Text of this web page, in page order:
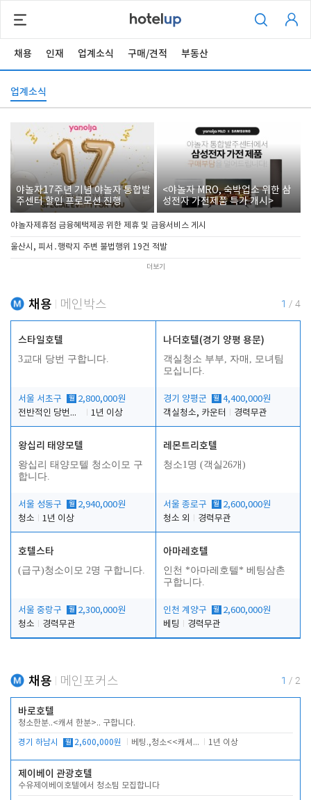
채용 인재 업계소식 구매/견적 부동산
업계소식
야놀자17주년 기념 야놀자 통합발
주센터 할인 프로모션 진행
<야놀자 MRO, 숙박업소 위한 삼
성전자 가전제품 특가 개시>
야놀자제휴점 금융혜택제공 위한 제휴 및 금융서비스 게시
울산시, 피서․행락지 주변 불법행위 19건 적발
더보기
채용 메인박스 1 / 4
스타일호텔
3교대 당번 구합니다.
서울 서초구 월 2,800,000원
전반적인 당번업무
1년 이상
나더호텔(경기 양평 용문)
객실청소 부부, 자매, 모녀팀
모십니다.
경기 양평군 월 4,400,000원
객실청소, 카운터
경력무관
왕십리 태양모텔
왕십리 태양모텔 청소이모 구
합니다.
서울 성동구 월 2,940,000원
청소
1년 이상
레몬트리호텔
청소1명 (객실26개)
서울 종로구 월 2,600,000원
청소 외
경력무관
호텔스타
(급구)청소이모 2명 구합니다.
서울 중랑구 월 2,300,000원
청소
경력무관
아마레호텔
인천 *아마레호텔* 베팅삼촌
구합니다.
인천 계양구 월 2,600,000원
베팅
경력무관
채용 메인포커스 1 / 2
바로호텔
청소한분..<캐셔 한분>.. 구합니다.
경기 하남시 월 2,600,000원 베팅.,청소<<캐셔 모셔봅니다. 1년 이상
제이베이 관광호텔
수유제이베이호텔에서 청소팀 모집합니다